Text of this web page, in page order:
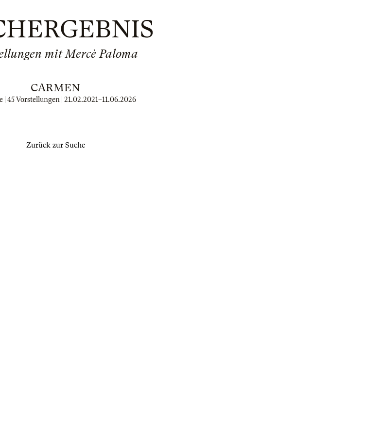
mit Mercè Paloma
CARMEN
| 45 Vorstellungen | 21.02.2021–11.06.2026
Zurück zur Suche